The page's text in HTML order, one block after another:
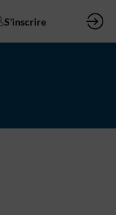
S'inscrire